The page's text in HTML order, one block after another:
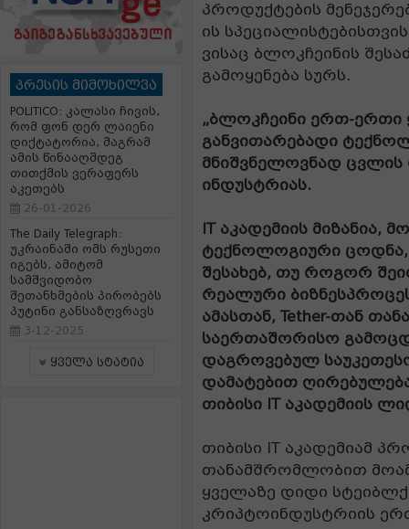
პრესის მიმოხილვა
POLITICO: კალასი ჩივის,
რომ ფონ დერ ლაიენი
დიქტატორია, მაგრამ
ამის წინააღმდეგ
თითქმის ვერაფერს
აკეთებს
26-01-2026
The Daily Telegraph:
უკრაინაში ომს რუსეთი
იგებს, ამიტომ
სამშვიდობო
შეთანხმების პირობებს
პუტინი განსაზღვრავს
3-12-2025
ყველა სტატია
პროდუქტების
ის
ვისაც ბლოკჩეინის
გამოყენება სურს.
„ბლოკჩეინი ერთ-ერთი
განვითარებადი
მნიშვნელოვნად ცვლის
ინდუსტრიას.
IT აკადემიის მიზანია,
ტექნოლოგიური ცოდნა,
შესახებ, თუ როგორ
რეალური
ამასთან, Tether-თან
საერთაშორისო
დაგროვებულ
დამატებით
თიბისი IT აკადემიის
თიბისი IT აკადემიამ
თანამშრომლობით
ყველაზე დიდი
კრიპტოინდუსტრიის